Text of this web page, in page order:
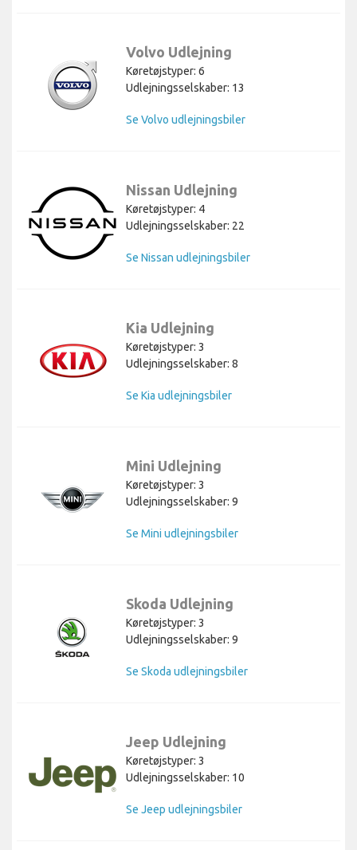
Volvo Udlejning
Køretøjstyper: 6
Udlejningsselskaber: 13
Se Volvo udlejningsbiler
Nissan Udlejning
Køretøjstyper: 4
Udlejningsselskaber: 22
Se Nissan udlejningsbiler
Kia Udlejning
Køretøjstyper: 3
Udlejningsselskaber: 8
Se Kia udlejningsbiler
Mini Udlejning
Køretøjstyper: 3
Udlejningsselskaber: 9
Se Mini udlejningsbiler
Skoda Udlejning
Køretøjstyper: 3
Udlejningsselskaber: 9
Se Skoda udlejningsbiler
Jeep Udlejning
Køretøjstyper: 3
Udlejningsselskaber: 10
Se Jeep udlejningsbiler